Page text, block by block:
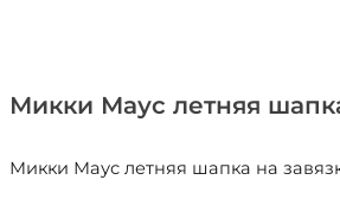
Микки Маус летняя
Микки Маус летняя шапка на